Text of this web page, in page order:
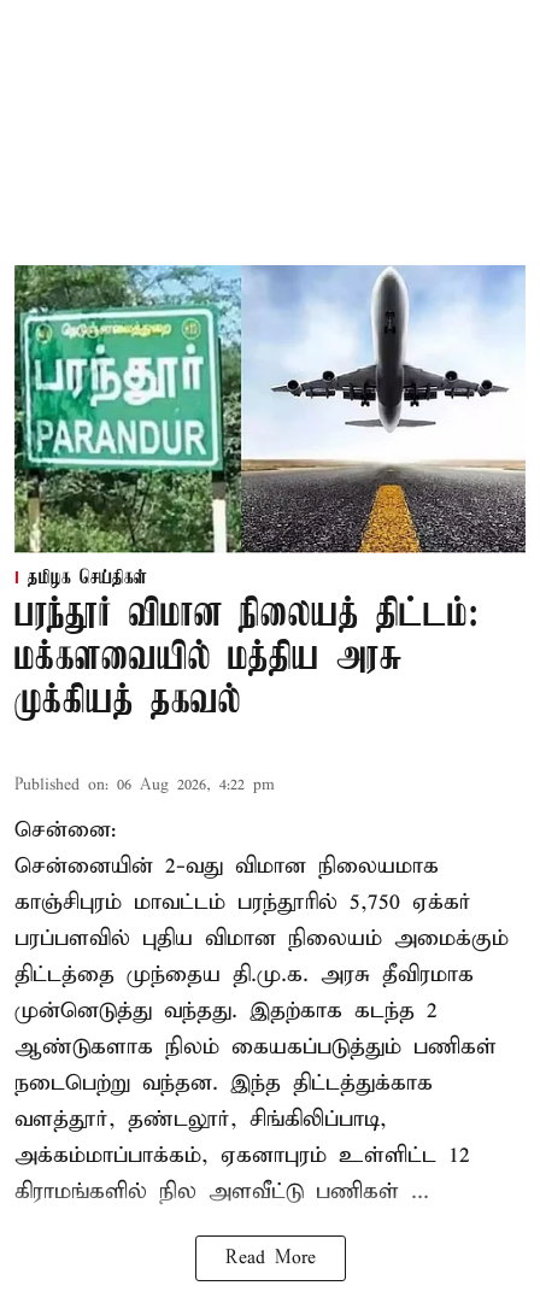
தமிழக செய்திகள்
பரந்தூர் விமான நிலையத் திட்டம்:
மக்களவையில் மத்திய அரசு
முக்கியத் தகவல்
Published on: 06 Aug 2026, 4:22 pm
சென்னை:
சென்னையின் 2-வது விமான நிலையமாக
காஞ்சிபுரம் மாவட்டம் பரந்தூரில் 5,750 ஏக்கர்
பரப்பளவில் புதிய விமான நிலையம் அமைக்கும்
திட்டத்தை முந்தைய தி.மு.க. அரசு தீவிரமாக
முன்னெடுத்து வந்தது. இதற்காக கடந்த 2
ஆண்டுகளாக நிலம் கையகப்படுத்தும் பணிகள்
நடைபெற்று வந்தன. இந்த திட்டத்துக்காக
வளத்தூர், தண்டலூர், சிங்கிலிப்பாடி,
அக்கம்மாப்பாக்கம், ஏகனாபுரம் உள்ளிட்ட 12
கிராமங்களில் நில அளவீட்டு பணிகள் ...
Read More